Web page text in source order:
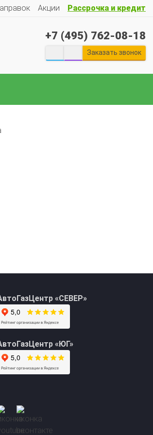
Акции Рассрочка и кредит
авто:
Газель УАЗ Патриот и
08-18
+7 (495) 762-08-18
Заказать звонок
«СЕВЕР»
«ЮГ»